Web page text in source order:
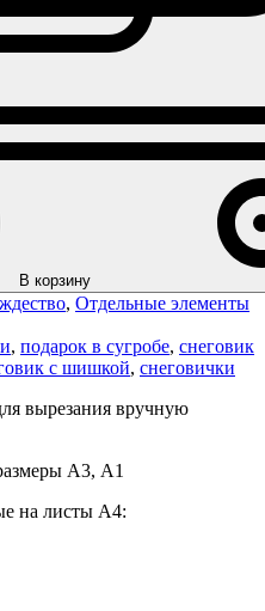
В корзину
, Отдельные элементы
, подарок в сугробе, снеговик
с шишкой, снеговички
вырезания вручную
А3, А1
на листы А4: